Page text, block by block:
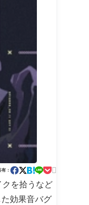
有：

クを拾うなど
効果音バグ